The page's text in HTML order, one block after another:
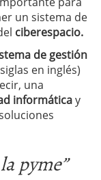
un sistema de
ciberespacio.
de gestión
en inglés)
una
informáticay
pyme”